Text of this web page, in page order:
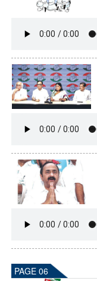
PAGE 06